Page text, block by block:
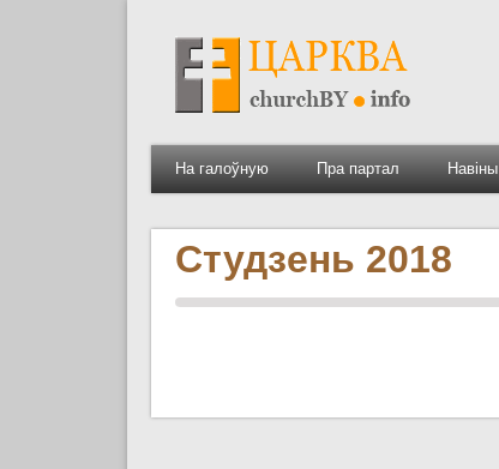
На галоўную Пра партал Навіны
Студзень 2018